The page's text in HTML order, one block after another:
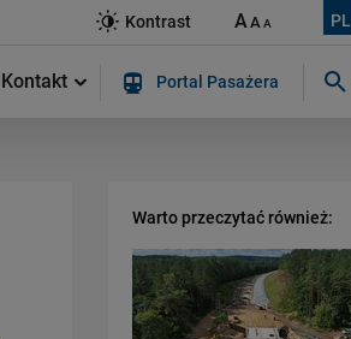
PL
Kontrast AAA
Kontakt Portal Pasażera
Warto przeczytać również: